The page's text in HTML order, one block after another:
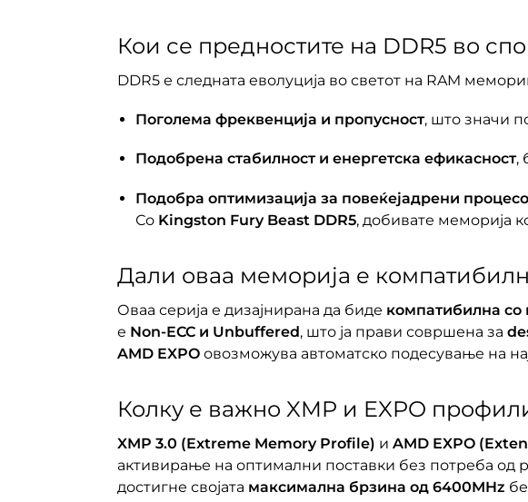
Кои се предностите на DDR5 во
DDR5 е следната еволуција во светот на RAM
Поголема фреквенција и пропусност, што значи
Подобрена стабилност и енергетска ефикасност,
Подобра оптимизација за повеќејадрени
Со Kingston Fury Beast DDR5, добивате меморија
Дали оваа меморија е
Оваа серија е дизајнирана да биде компатибилна
е Non-ECC и Unbuffered, што ја прави совршена за
AMD EXPOовозможува автоматско подесување на
Колку е важно XMP и EXPO
XMP 3.0 (Extreme Memory Profile) и AMD EXPO
активирање на оптимални поставки без потреба од
достигне својата максимална брзина од 6400MHz